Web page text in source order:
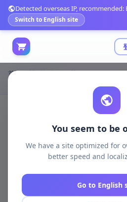
Detected overseas IP, recommended:
Switch to English site
You seem to be
We have a site optimized for
better speed and
Go to English
首页 模型打印
日韩动漫